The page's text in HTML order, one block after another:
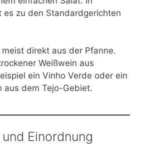
es zu den Standardgerichten
direkt aus der Pfanne.
Weißwein aus
ein Vinho Verde oder ein
aus dem Tejo-Gebiet.
Einordnung